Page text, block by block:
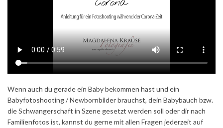
Wenn auch du gerade ein Baby bekommen hast und ein
Babyfotoshooting / Newbornbilder brauchst, dein Babybauch bzw.
die Schwangerschaft in Szene gesetzt werden soll oder dir nach
Familienfotos ist, kannst du gerne mit allen Fragen jederzeit auf